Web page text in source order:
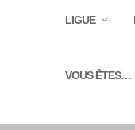
LIGUE
VOUS ÊTES…